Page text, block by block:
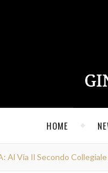
HOME
Al Via Il Secondo